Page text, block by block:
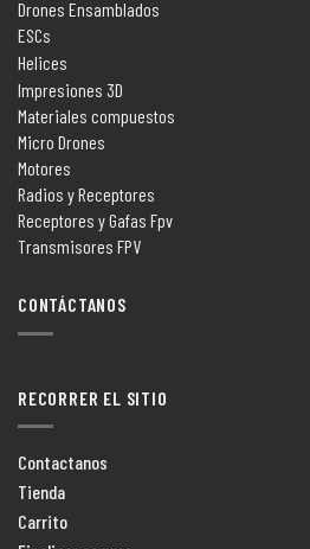
Drones Ensamblados
ESCs
Helices
Impresiones 3D
Materiales compuestos
Micro Drones
Motores
Radios y Receptores
Receptores y Gafas Fpv
Transmisores FPV
CONTÁCTANOS
RECORRER EL SITIO
Contactanos
Tienda
Carrito